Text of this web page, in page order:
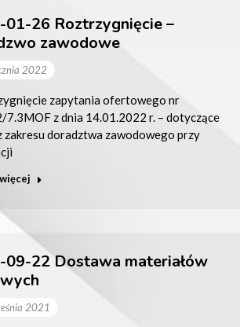
01-26 Roztrzygnięcie –
zawodowe
2022
zapytania ofertowego nr
z dnia 14.01.2022 r. – dotyczące
zakresu doradztwa zawodowego przy
09-22 Dostawa materiałów
2021